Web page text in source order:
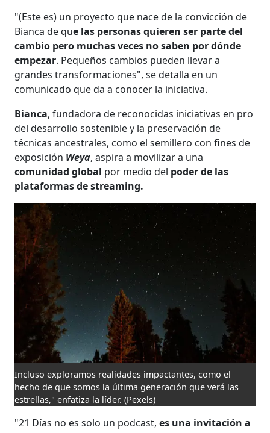
"(Este es) un proyecto que nace de la convicción de
Bianca de que las personas quieren ser parte del
cambio pero muchas veces no saben por dónde
empezar. Pequeños cambios pueden llevar a
grandes transformaciones", se detalla en un
comunicado que da a conocer la iniciativa.
Bianca, fundadora de reconocidas iniciativas en pro
del desarrollo sostenible y la preservación de
técnicas ancestrales, como el semillero con fines de
exposición Weya, aspira a movilizar a una
comunidad global por medio del poder de las
plataformas de streaming.
Incluso exploramos realidades impactantes, como el
hecho de que somos la última generación que verá las
estrellas," enfatiza la líder. (Pexels)
"21 Días no es solo un podcast,es una invitación a